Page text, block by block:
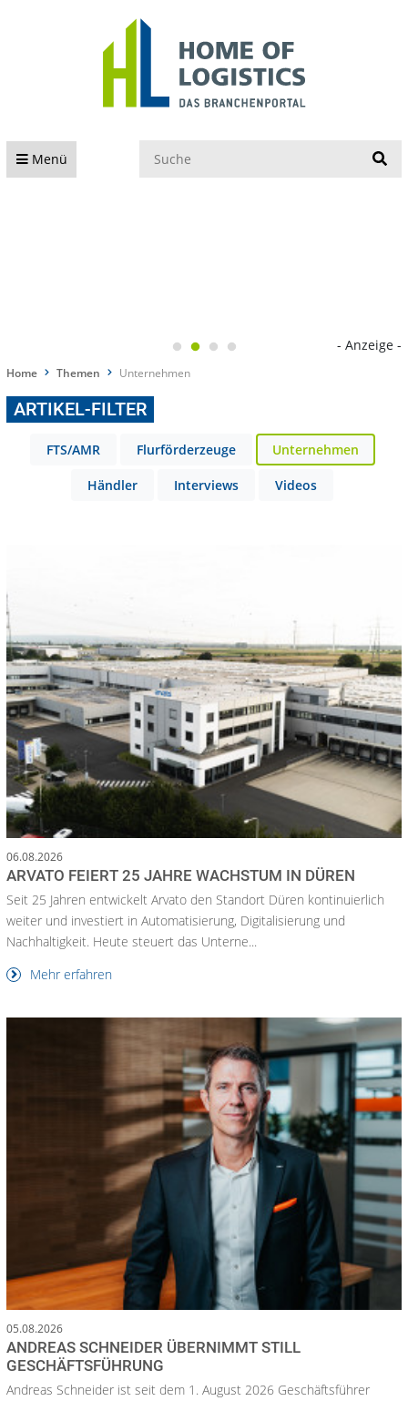
Menü
- Anzeige -
Home Themen Unternehmen
ARTIKEL-FILTER
FTS/AMR Flurförderzeuge Unternehmen
Händler Interviews Videos
06.08.2026
ARVATO FEIERT 25 JAHRE WACHSTUM IN DÜREN
Seit 25 Jahren entwickelt Arvato den Standort Düren kontinuierlich
weiter und investiert in Automatisierung, Digitalisierung und
Nachhaltigkeit. Heute steuert das Unterne...
Mehr erfahren
05.08.2026
ANDREAS SCHNEIDER ÜBERNIMMT STILL
GESCHÄFTSFÜHRUNG
Andreas Schneider ist seit dem 1. August 2026 Geschäftsführer